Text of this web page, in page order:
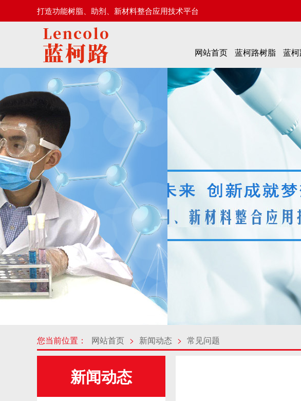
打造功能树脂、助剂、新材料整合应用技术平台
网站首页 蓝柯路树脂 蓝
您当前位置： 网站首页 > 新闻动态 > 常见问题
新闻动态